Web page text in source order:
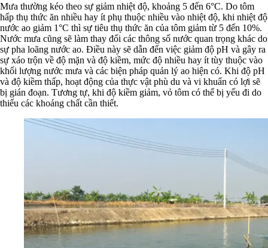
Mưa thường kéo theo sự giảm nhiệt độ, khoảng 5 đến 6°C. Do tôm
hấp thụ thức ăn nhiều hay ít phụ thuộc nhiều vào nhiệt độ, khi nhiệt độ
nước ao giảm 1°C thì sự tiêu thụ thức ăn của tôm giảm từ 5 đến 10%.
Nước mưa cũng sẽ làm thay đổi các thông số nước quan trọng khác do
sự pha loãng nước ao. Điều này sẽ dẫn đến việc giảm độ pH và gây ra
sự xáo trộn về độ mặn và độ kiềm, mức độ nhiều hay ít tùy thuộc vào
khối lượng nước mưa và các biện pháp quản lý ao hiện có. Khi độ pH
và độ kiềm thấp, hoạt động của thực vật phù du và vi khuẩn có lợi sẽ
bị gián đoạn. Tương tự, khi độ kiềm giảm, vỏ tôm có thể bị yếu đi do
thiếu các khoáng chất cần thiết.